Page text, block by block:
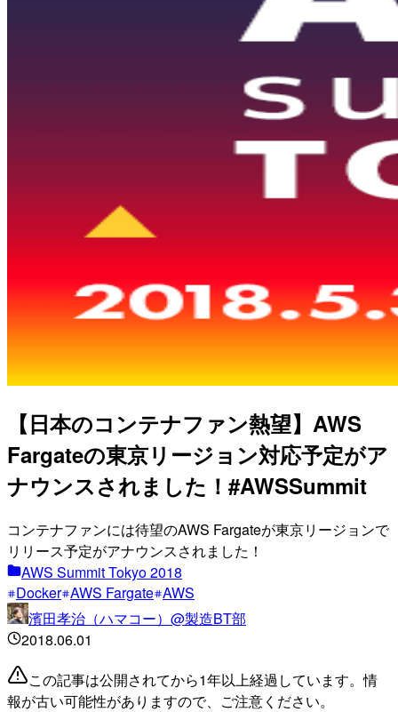
【日本のコンテナファン熱望】AWS
Fargateの東京リージョン対応予定がア
ナウンスされました！#AWSSummit
コンテナファンには待望のAWS Fargateが東京リージョンで
リリース予定がアナウンスされました！
AWS Summit Tokyo 2018
Docker AWS Fargate AWS
濱田孝治（ハマコー）@製造BT部
2018.06.01
この記事は公開されてから1年以上経過しています。情
報が古い可能性がありますので、ご注意ください。